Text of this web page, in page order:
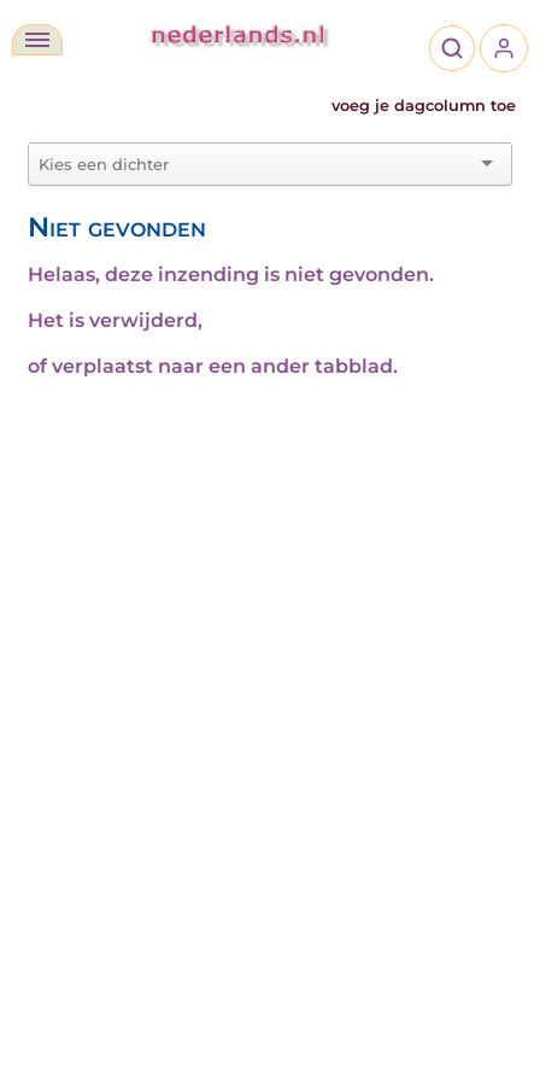
voeg je dagcolumn toe
Niet gevonden
Helaas, deze inzending is niet gevonden.
Het is verwijderd,
of verplaatst naar een ander tabblad.